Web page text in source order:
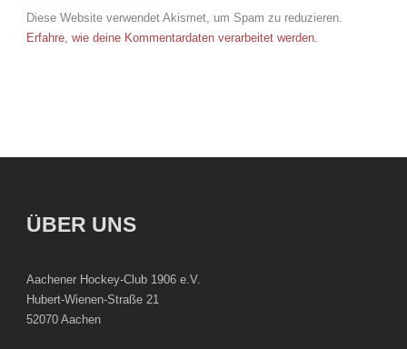
Diese Website verwendet Akismet, um Spam zu reduzieren.
Erfahre, wie deine Kommentardaten verarbeitet werden.
ÜBER UNS
Aachener Hockey-Club 1906 e.V.
Hubert-Wienen-Straße 21
52070 Aachen